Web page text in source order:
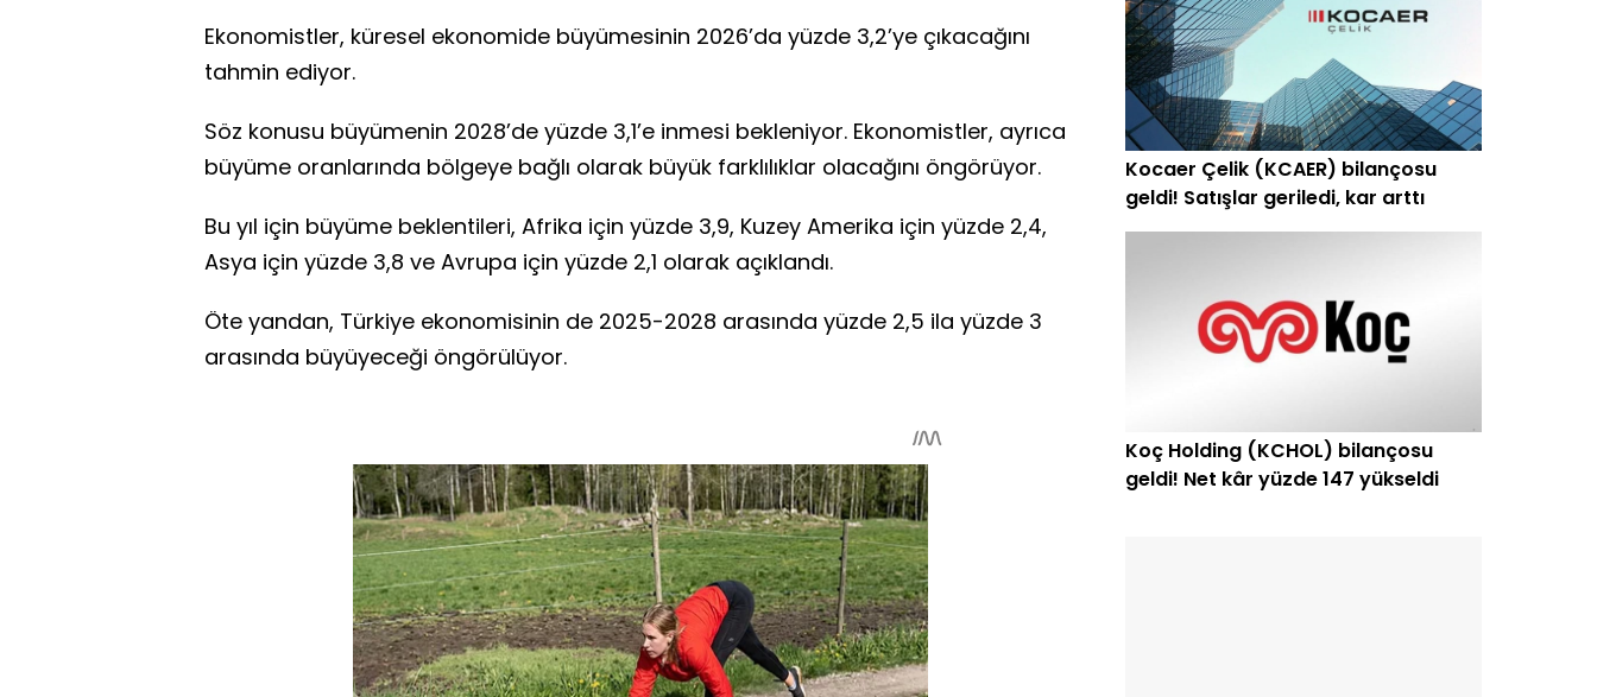
Ekonomistler, küresel ekonomide büyümesinin 2026’da yüzde 3,2’ye çıkacağını
tahmin ediyor.
Söz konusu büyümenin 2028’de yüzde 3,1’e inmesi bekleniyor. Ekonomistler, ayrıca
büyüme oranlarında bölgeye bağlı olarak büyük farklılıklar olacağını öngörüyor.
Bu yıl için büyüme beklentileri, Afrika için yüzde 3,9, Kuzey Amerika için yüzde 2,4,
Asya için yüzde 3,8 ve Avrupa için yüzde 2,1 olarak açıklandı.
Öte yandan, Türkiye ekonomisinin de 2025-2028 arasında yüzde 2,5 ila yüzde 3
arasında büyüyeceği öngörülüyor.
Kocaer Çelik (KCAER) bilançosu
geldi! Satışlar geriledi, kar arttı
Koç Holding (KCHOL) bilançosu
geldi! Net kâr yüzde 147 yükseldi